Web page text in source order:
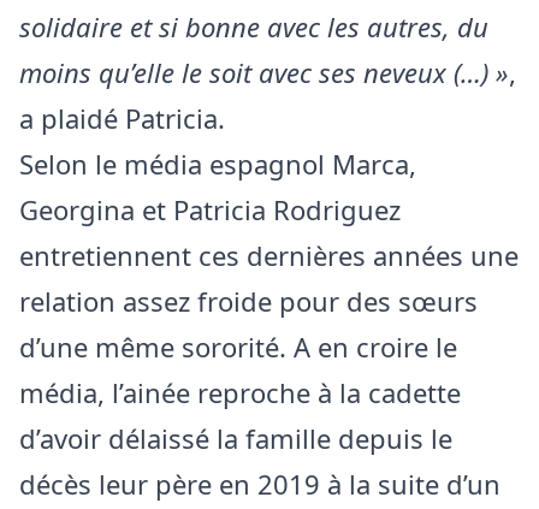
solidaire et si bonne avec les autres, du
moins qu’elle le soit avec ses neveux (…) »,
a plaidé Patricia.
Selon le média espagnol Marca,
Georgina et Patricia Rodriguez
entretiennent ces dernières années une
relation assez froide pour des sœurs
d’une même sororité. A en croire le
média, l’ainée reproche à la cadette
d’avoir délaissé la famille depuis le
décès leur père en 2019 à la suite d’un